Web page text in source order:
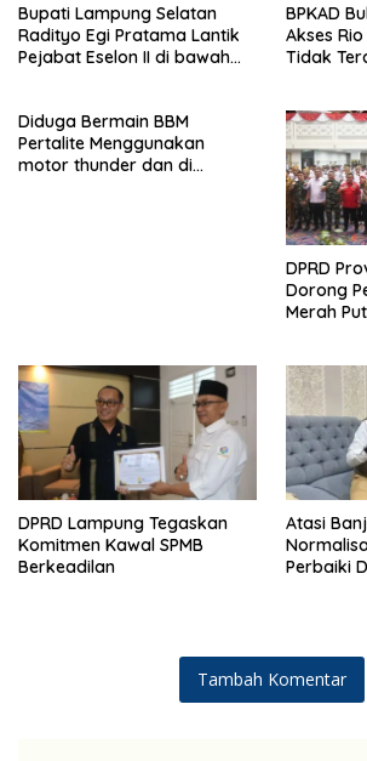
Bupati Lampung Selatan
Radityo Egi Pratama Lantik
Pejabat Eselon II di bawah
BPKAD
Akses
Tidak
Diduga Bermain BBM
Pertalite Menggunakan
motor thunder dan di
DPRD
Dorong
Merah
DPRD Lampung Tegaskan
Komitmen Kawal SPMB
Berkeadilan
Atasi
Perbaiki
Tambah Komentar